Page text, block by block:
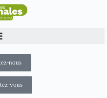
nous
vous